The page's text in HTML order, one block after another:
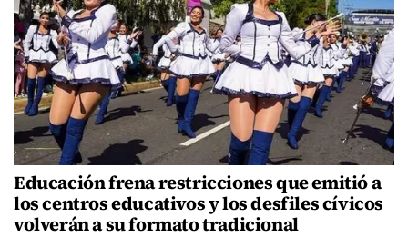
Educación frena restricciones que emitió a
los centros educativos y los desfiles cívicos
volverán a su formato tradicional